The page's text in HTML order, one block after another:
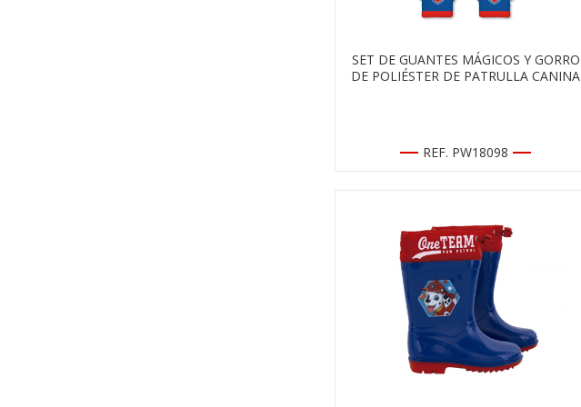
SET DE GUANTES MÁGICOS Y GORRO
DE POLIÉSTER DE PATRULLA CANINA
REF. PW18098